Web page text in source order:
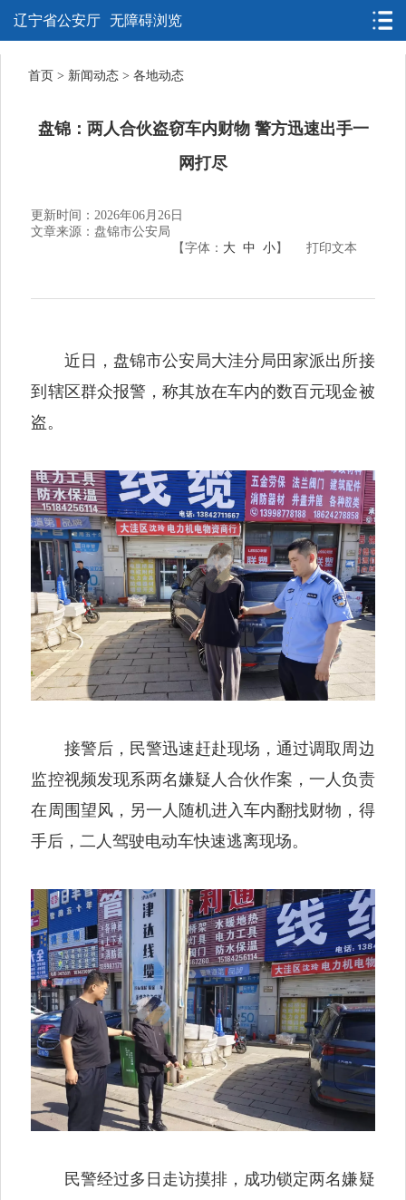
辽宁省公安厅 无障碍浏览
首页 > 新闻动态 > 各地动态
盘锦：两人合伙盗窃车内财物 警方迅速出手一
网打尽
更新时间：2026年06月26日
文章来源：盘锦市公安局
打印文本
【字体： 大 中 小】
近日，盘锦市公安局大洼分局田家派出所接
到辖区群众报警，称其放在车内的数百元现金被
盗。
接警后，民警迅速赶赴现场，通过调取周边
监控视频发现系两名嫌疑人合伙作案，一人负责
在周围望风，另一人随机进入车内翻找财物，得
手后，二人驾驶电动车快速逃离现场。
民警经过多日走访摸排，成功锁定两名嫌疑